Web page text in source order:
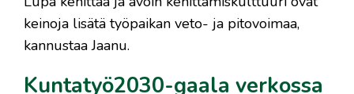
keinoja lisätä työpaikan veto- ja pitovoimaa,
kannustaa Jaanu.
Kuntatyö2030-gaala verkossa